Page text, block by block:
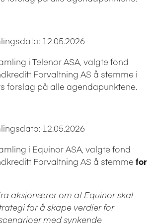
12.05.2026
i Telenor ASA, valgte fond
Forvaltning AS å stemme i
forslag på alle agendapunktene.
12.05.2026
i Equinor ASA, valgte fond
Forvaltning AS å stemmefor
aksjonærer om at Equinor skal
for å skape verdier for
med synkende